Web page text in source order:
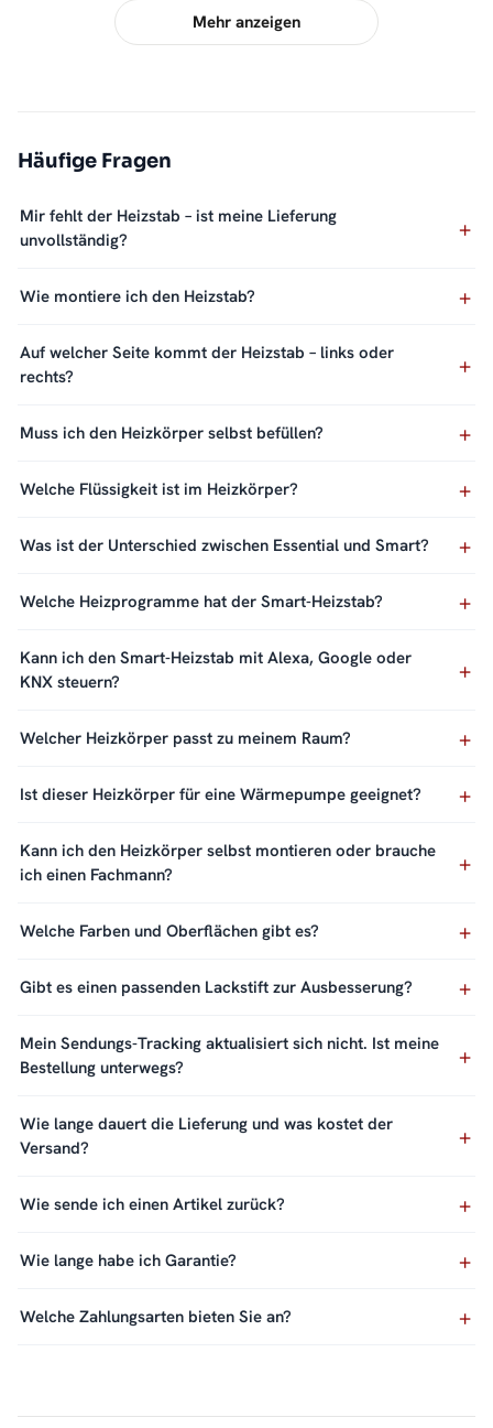
Mehr anzeigen
Häufige Fragen
Mir fehlt der Heizstab – ist meine Lieferung
unvollständig?
Wie montiere ich den Heizstab?
Auf welcher Seite kommt der Heizstab – links oder
rechts?
Muss ich den Heizkörper selbst befüllen?
Welche Flüssigkeit ist im Heizkörper?
Was ist der Unterschied zwischen Essential und Smart?
Welche Heizprogramme hat der Smart-Heizstab?
Kann ich den Smart-Heizstab mit Alexa, Google oder
KNX steuern?
Welcher Heizkörper passt zu meinem Raum?
Ist dieser Heizkörper für eine Wärmepumpe geeignet?
Kann ich den Heizkörper selbst montieren oder brauche
ich einen Fachmann?
Welche Farben und Oberflächen gibt es?
Gibt es einen passenden Lackstift zur Ausbesserung?
Mein Sendungs-Tracking aktualisiert sich nicht. Ist meine
Bestellung unterwegs?
Wie lange dauert die Lieferung und was kostet der
Versand?
Wie sende ich einen Artikel zurück?
Wie lange habe ich Garantie?
Welche Zahlungsarten bieten Sie an?